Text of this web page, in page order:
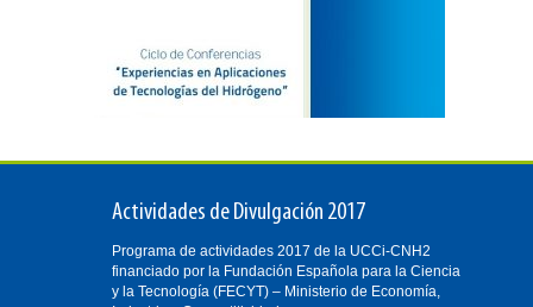
Actividades de Divulgación 2017
Programa de actividades 2017 de la UCCi-CNH2
financiado por la Fundación Española para la Ciencia
y la Tecnología (FECYT) – Ministerio de Economía,